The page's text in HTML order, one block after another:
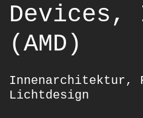
Devices,
(AMD)
Innenarchitektur,
Lichtdesign